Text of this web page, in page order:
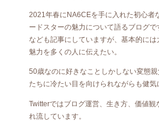
2021年春にNA6CEを手に入れた初心者
ードスターの魅力について語るブログ
なども記事にしていますが、基本的に
魅力を多くの人に伝えたい。
50歳なのに好きなことしかしない変態
たちに冷たい目を向けられながらも健気
Twitterではブログ運営、生き方、価値
れ流しています。